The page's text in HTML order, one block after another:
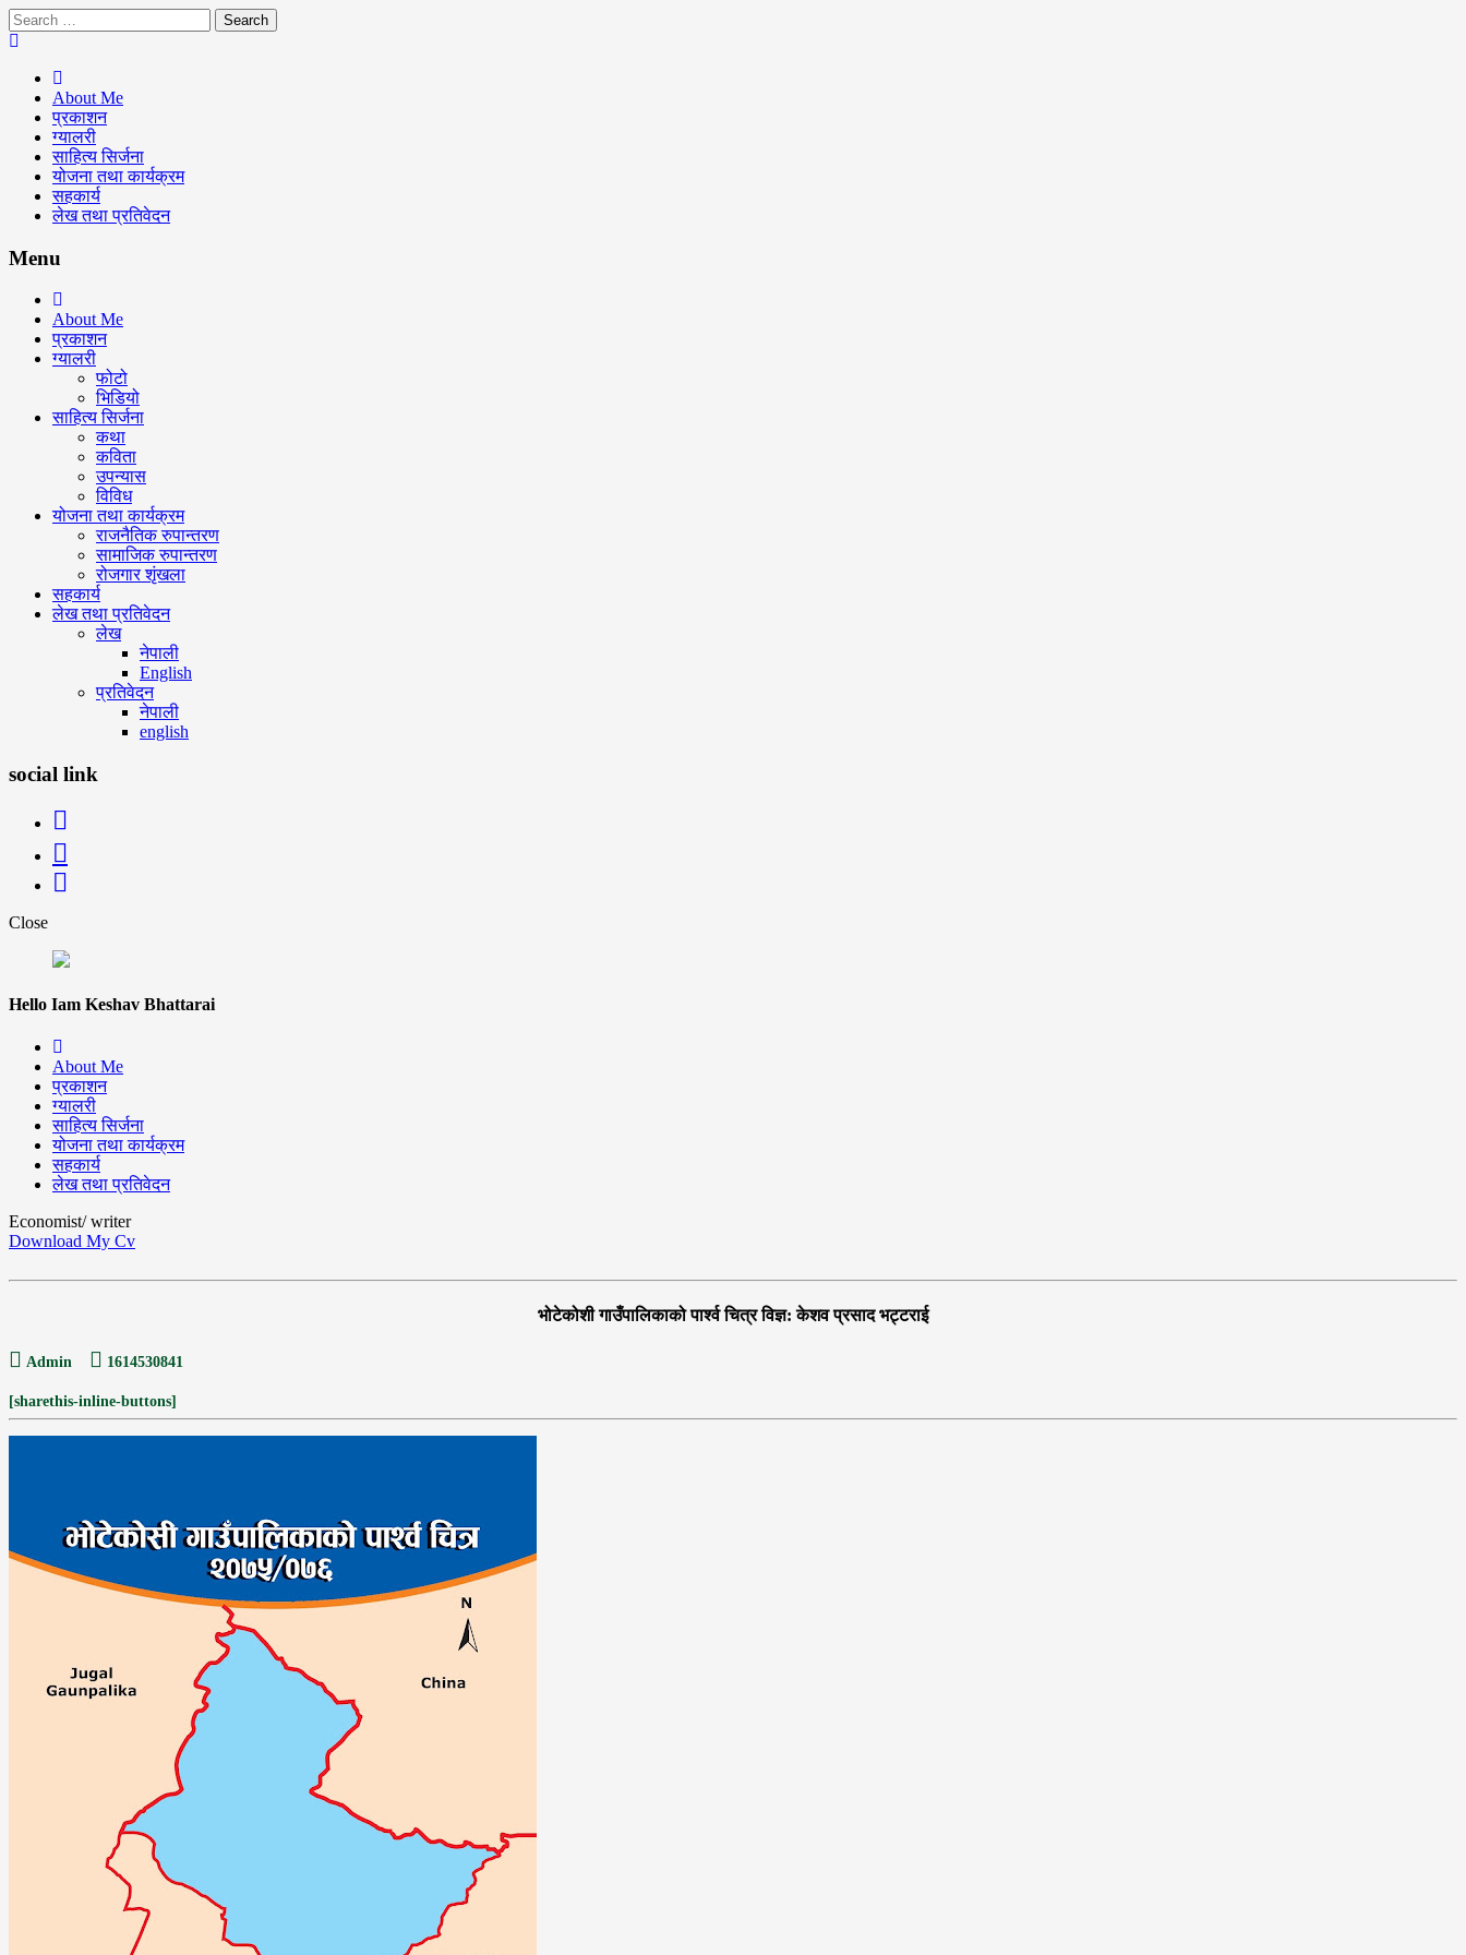
Skip
to
Keshav Bhattarai
Search
for:
About Me
प्रकाशन
ग्यालरी
साहित्य सिर्जना
योजना तथा कार्यक्रम
सहकार्य
लेख तथा प्रतिवेदन
Menu
About Me
प्रकाशन
ग्यालरी
फोटो
भिडियो
साहित्य सिर्जना
कथा
कविता
उपन्यास
विविध
योजना तथा कार्यक्रम
राजनैतिक रुपान्तरण
सामाजिक रुपान्तरण
रोजगार शृंखला
सहकार्य
लेख तथा प्रतिवेदन
लेख
नेपाली
English
प्रतिवेदन
नेपाली
english
social link
Close
Hello Iam Keshav Bhattarai
About Me
प्रकाशन
ग्यालरी
साहित्य सिर्जना
योजना तथा कार्यक्रम
सहकार्य
लेख तथा प्रतिवेदन
Economist/ writer
Download My Cv
भोटेकोशी गाउँपालिकाको पार्श्व चित्र विज्ञ: केशव प्रसाद भट्टराई
Admin 1614530841
[sharethis-inline-buttons]